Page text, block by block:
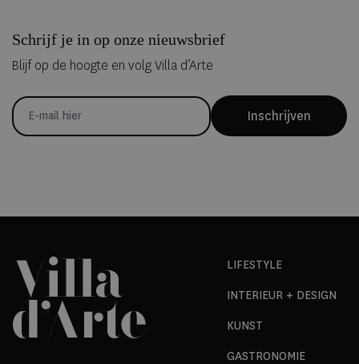
Schrijf je in op onze nieuwsbrief
Blijf op de hoogte en volg Villa d’Arte
Inschrijven
LIFESTYLE
INTERIEUR + DESIGN
KUNST
GASTRONOMIE